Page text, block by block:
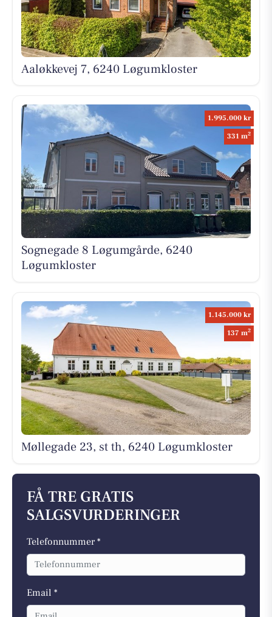
Aaløkkevej 7, 6240 Løgumkloster
1.995.000 kr
331 m2
Sognegade 8 Løgumgårde, 6240
Løgumkloster
1.145.000 kr
137 m2
Møllegade 23, st th, 6240 Løgumkloster
FÅ TRE GRATIS
SALGSVURDERINGER
Telefonnummer *
Email *